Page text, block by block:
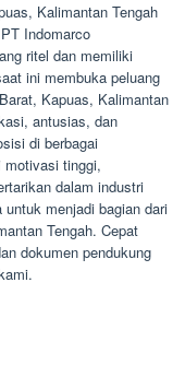
Kalimantan Tengah
Indomarco
ritel dan memiliki
ini membuka peluang
Kapuas, Kalimantan
antusias, dan
di berbagai
motivasi tinggi,
dalam industri
menjadi bagian dari
Tengah. Cepat
dokumen pendukung